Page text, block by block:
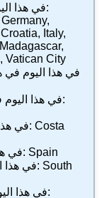
في هذا اليوم في هذه البلدان:
Germany,
Croatia, Italy,
Madagascar,
, Vatican City
في هذا اليوم في هذه البلدان:
في هذا اليوم في هذه البلدان: Costa
في هذا اليوم في هذه البلدان: Spain
في هذا اليوم في هذه البلدان: South
في هذا اليوم في هذه البلدان: